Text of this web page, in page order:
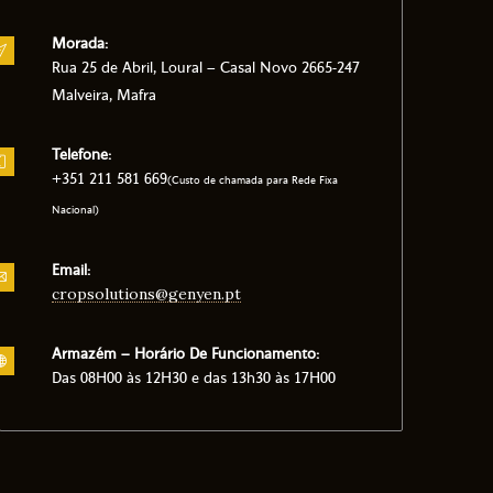
Morada:
Rua 25 de Abril, Loural – Casal Novo 2665-247
Malveira, Mafra
Telefone:
+351 211 581 669(Custo de chamada para Rede Fixa
Nacional)
Email:
cropsolutions@genyen.pt
Armazém – Horário De Funcionamento:
Das 08H00 às 12H30 e das 13h30 às 17H00